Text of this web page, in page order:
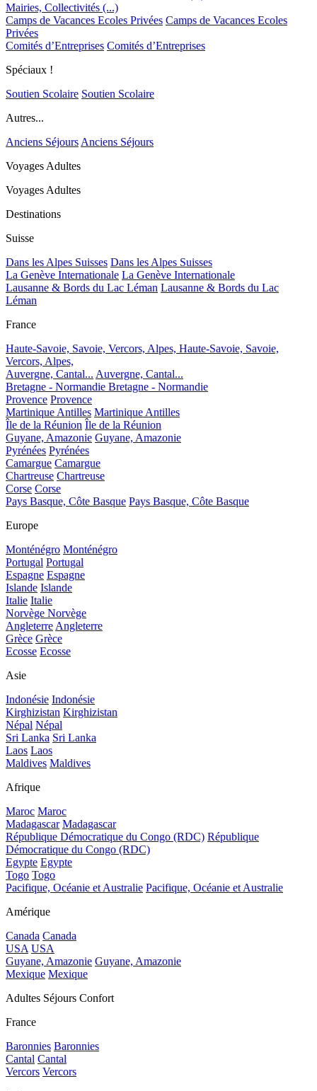
Mairies, Collectivités (...)
Camps de Vacances Ecoles Privées Camps de Vacances Ecoles
Privées
Comités d’Entreprises Comités d’Entreprises
Spéciaux !
Soutien Scolaire Soutien Scolaire
Autres...
Anciens Séjours Anciens Séjours
Voyages Adultes
Voyages Adultes
Destinations
Suisse
Dans les Alpes Suisses Dans les Alpes Suisses
La Genève Internationale La Genève Internationale
Lausanne & Bords du Lac Léman Lausanne & Bords du Lac
Léman
France
Haute-Savoie, Savoie, Vercors, Alpes, Haute-Savoie, Savoie,
Vercors, Alpes,
Auvergne, Cantal... Auvergne, Cantal...
Bretagne - Normandie Bretagne - Normandie
Provence Provence
Martinique Antilles Martinique Antilles
Île de la Réunion Île de la Réunion
Guyane, Amazonie Guyane, Amazonie
Pyrénées Pyrénées
Camargue Camargue
Chartreuse Chartreuse
Corse Corse
Pays Basque, Côte Basque Pays Basque, Côte Basque
Europe
Monténégro Monténégro
Portugal Portugal
Espagne Espagne
Islande Islande
Italie Italie
Norvège Norvège
Angleterre Angleterre
Grèce Grèce
Ecosse Ecosse
Asie
Indonésie Indonésie
Kirghizistan Kirghizistan
Népal Népal
Sri Lanka Sri Lanka
Laos Laos
Maldives Maldives
Afrique
Maroc Maroc
Madagascar Madagascar
République Démocratique du Congo (RDC) République
Démocratique du Congo (RDC)
Egypte Egypte
Togo Togo
Pacifique, Océanie et Australie Pacifique, Océanie et Australie
Amérique
Canada Canada
USA USA
Guyane, Amazonie Guyane, Amazonie
Mexique Mexique
Adultes Séjours Confort
France
Baronnies Baronnies
Cantal Cantal
Vercors Vercors